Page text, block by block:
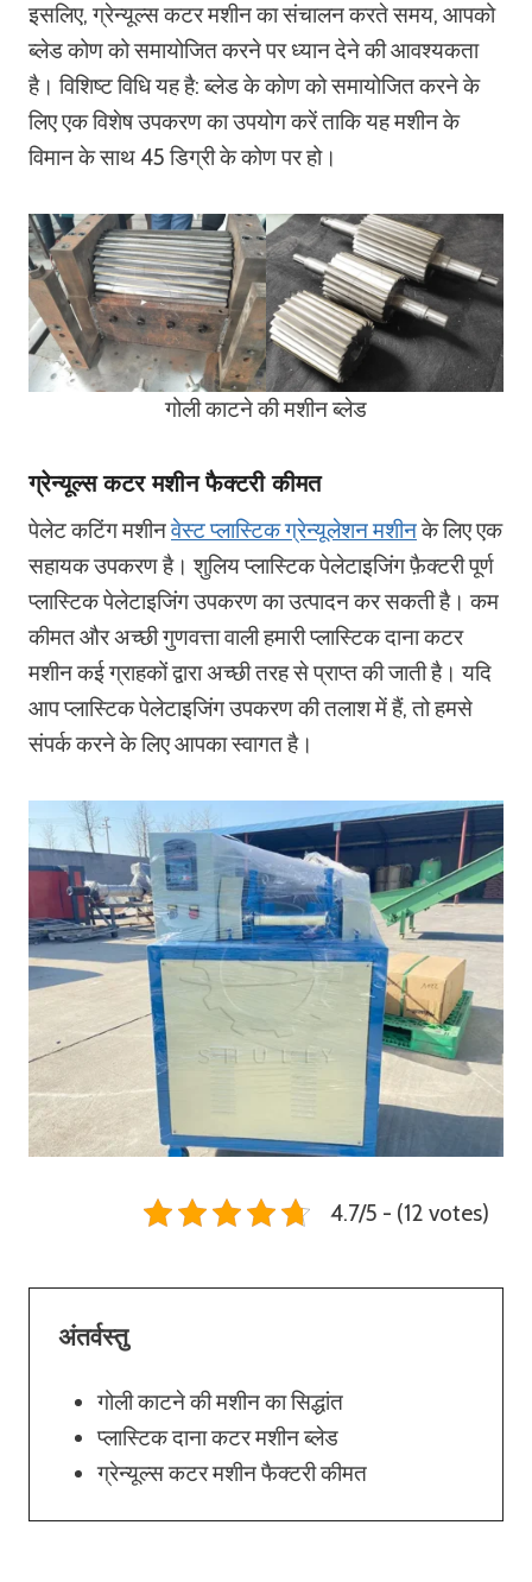
इसलिए, ग्रेन्यूल्स कटर मशीन का संचालन करते समय, आपको
ब्लेड कोण को समायोजित करने पर ध्यान देने की आवश्यकता
है। विशिष्ट विधि यह है: ब्लेड के कोण को समायोजित करने के
लिए एक विशेष उपकरण का उपयोग करें ताकि यह मशीन के
विमान के साथ 45 डिग्री के कोण पर हो।
गोली काटने की मशीन ब्लेड
ग्रेन्यूल्स कटर मशीन फैक्टरी कीमत
पेलेट कटिंग मशीनवेस्ट प्लास्टिक ग्रेन्यूलेशन मशीनके लिए एक
सहायक उपकरण है। शुलिय प्लास्टिक पेलेटाइजिंग फ़ैक्टरी पूर्ण
प्लास्टिक पेलेटाइजिंग उपकरण का उत्पादन कर सकती है। कम
कीमत और अच्छी गुणवत्ता वाली हमारी प्लास्टिक दाना कटर
मशीन कई ग्राहकों द्वारा अच्छी तरह से प्राप्त की जाती है। यदि
आप प्लास्टिक पेलेटाइजिंग उपकरण की तलाश में हैं, तो हमसे
संपर्क करने के लिए आपका स्वागत है।
4.7/5 - (12 votes)
अंतर्वस्तु
गोली काटने की मशीन का सिद्धांत
प्लास्टिक दाना कटर मशीन ब्लेड
ग्रेन्यूल्स कटर मशीन फैक्टरी कीमत